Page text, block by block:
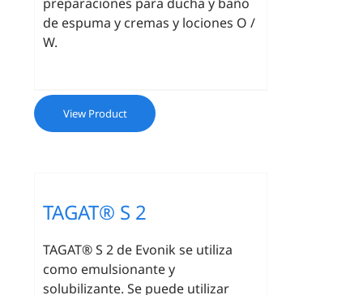
de espuma y cremas y lociones O /
W.
View Product
TAGAT® S 2
TAGAT® S 2 de Evonik se utiliza
como emulsionante y
solubilizante. Se puede utilizar